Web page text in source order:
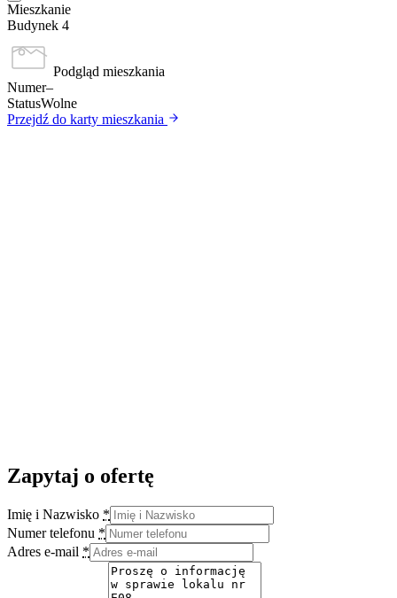
Mieszkanie
Budynek 4
Podgląd mieszkania
Numer–
StatusWolne
Przejdź do karty mieszkania
Zapytaj o ofertę
Imię i Nazwisko *
Numer telefonu *
Adres e-mail *